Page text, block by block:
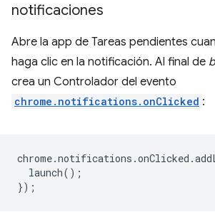
notificaciones
Abre la app de Tareas pendientes
haga clic en la notificación. Al final de
crea un Controlador del evento
chrome.notifications.onClicked :
chrome.notifications .onClicked .
launch();
});